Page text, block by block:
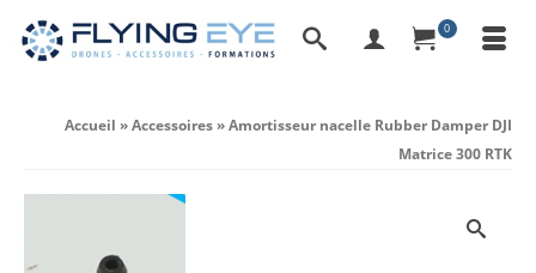
0
Accueil »Accessoires»Amortisseur nacelle Rubber Damper DJI
Matrice 300 RTK